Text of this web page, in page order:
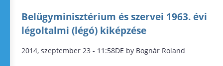
Belügyminisztérium és szervei 1963. évi
légoltalmi (légó) kiképzése
2014, szeptember 23 - 11:58DE by Bognár Roland